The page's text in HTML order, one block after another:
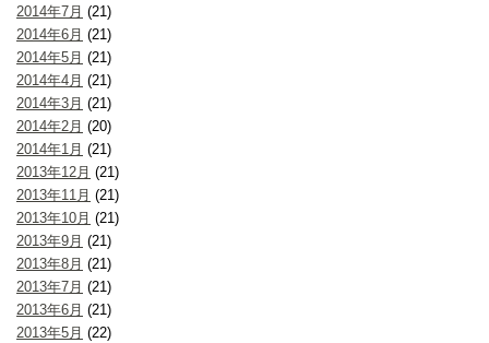
2014年7月 (21)
2014年6月 (21)
2014年5月 (21)
2014年4月 (21)
2014年3月 (21)
2014年2月 (20)
2014年1月 (21)
2013年12月 (21)
2013年11月 (21)
2013年10月 (21)
2013年9月 (21)
2013年8月 (21)
2013年7月 (21)
2013年6月 (21)
2013年5月 (22)